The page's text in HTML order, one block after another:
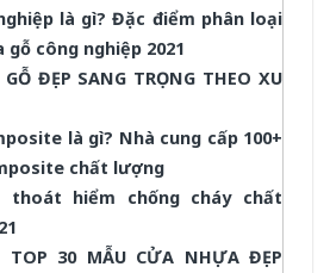
là gì? Đặc điểm phân loại
công nghiệp 2021
ĐẸP SANG TRỌNG THEO XU
là gì? Nhà cung cấp 100+
chất lượng
thoát hiểm chống cháy chất
30 MẪU CỬA NHỰA ĐẸP